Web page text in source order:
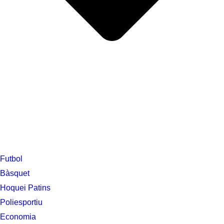
Futbol
Bàsquet
Hoquei Patins
Poliesportiu
Economia